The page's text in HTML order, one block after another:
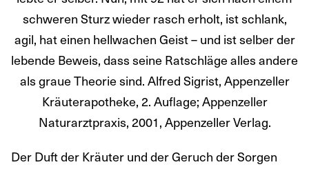
schweren Sturz wieder rasch erholt, ist schlank,
agil, hat einen hellwachen Geist – und ist selber der
lebende Beweis, dass seine Ratschläge alles andere
als graue Theorie sind. Alfred Sigrist, Appenzeller
Kräuterapotheke, 2. Auflage; Appenzeller
Naturarztpraxis, 2001, Appenzeller Verlag.
Der Duft der Kräuter und der Geruch der Sorgen